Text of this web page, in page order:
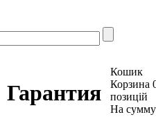
Гарантия
Кошик
Корзина
позицій
На